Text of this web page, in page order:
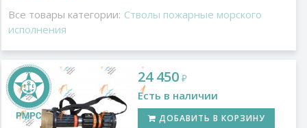
Все товары категории: Стволы пожарные морского
исполнения
24 450 ₽
Есть в наличии
ДОБАВИТЬ В КОРЗИНУ